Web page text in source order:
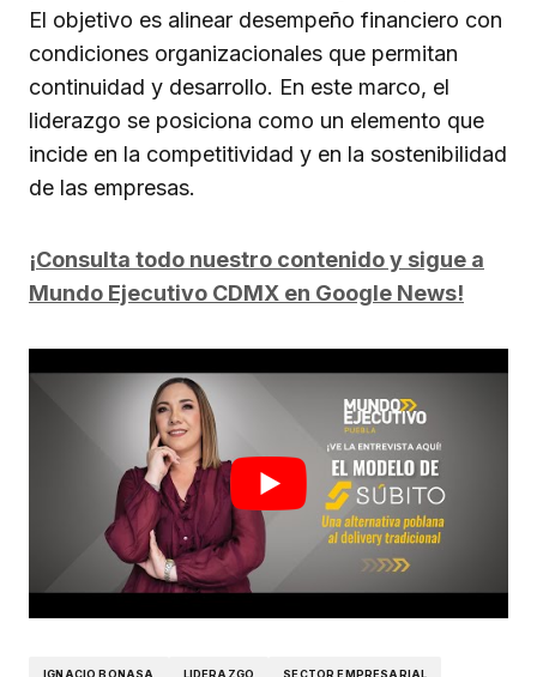
El objetivo es alinear desempeño financiero con
condiciones organizacionales que permitan
continuidad y desarrollo. En este marco, el
liderazgo se posiciona como un elemento que
incide en la competitividad y en la sostenibilidad
de las empresas.
¡Consulta todo nuestro contenido y sigue a
Mundo Ejecutivo CDMX en Google News!
IGNACIO BONASA LIDERAZGO SECTOR EMPRESARIAL